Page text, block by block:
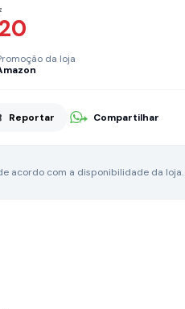
20
da loja
Reportar Compartilhar
acordo com a disponibilidade da loja.